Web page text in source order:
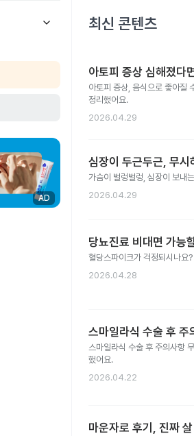
AD
최신 콘텐츠
아토피 증상 심해졌다
아토피 증상, 음식으로 좋아질
정리했어요.
2026.04.29
심장이 두근두근, 무
가슴이 벌렁벌렁, 심장이 보내
2026.04.29
당뇨진료 비대면 가능
혈당스파이크가 걱정되시나요
2026.04.28
스마일라식 수술 후 주
스마일라식 수술 후 주의사항
했어요.
2026.04.22
마운자로 후기, 진짜